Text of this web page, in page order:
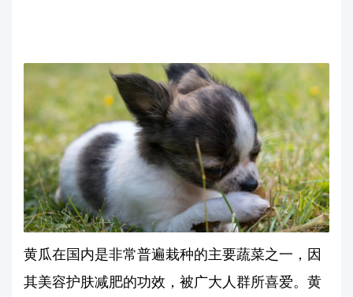
黄瓜在国内是非常普遍栽种的主要蔬菜之一，因
其美容护肤减肥的功效，被广大人群所喜爱。黄